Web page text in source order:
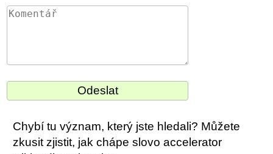
Chybí tu význam, který jste hledali? Můžete
zkusit zjistit, jak chápe slovo accelerator